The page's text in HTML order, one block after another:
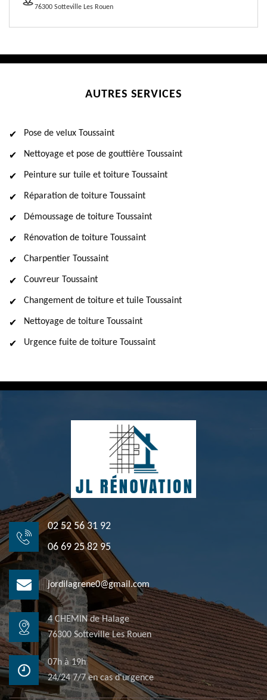
76300 Sotteville Les Rouen
AUTRES SERVICES
Pose de velux Toussaint
Nettoyage et pose de gouttière Toussaint
Peinture sur tuile et toiture Toussaint
Réparation de toiture Toussaint
Démoussage de toiture Toussaint
Rénovation de toiture Toussaint
Charpentier Toussaint
Couvreur Toussaint
Changement de toiture et tuile Toussaint
Nettoyage de toiture Toussaint
Urgence fuite de toiture Toussaint
02 52 56 31 92
06 69 25 82 95
jordilagrene0@gmail.com
4 CHEMIN de Halage
76300 Sotteville Les Rouen
07h à 19h
24/24 7/7 en cas d'urgence